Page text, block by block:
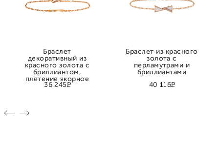
36 245Р
Браслет
декоративный из
красного золота с
бриллиантом,
плетение якорное
40 116Р
Браслет из красного
золота с
перламутрами и
бриллиантами